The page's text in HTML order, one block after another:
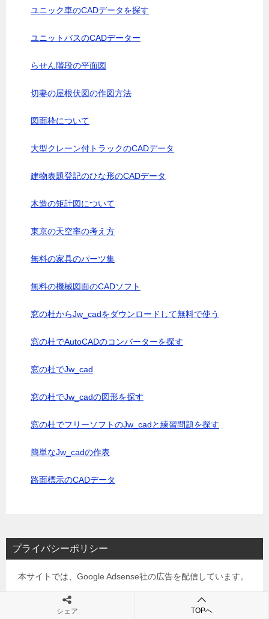
ユニック車のCADデータを探す
ユニットバスのCADデーター
らせん階段の平面図
切妻の屋根伏図の作図方法
図面枠について
大型クレーン付トラックのCADデータ
建物表題登記のひな形のCADデータ
木造の矩計図について
東京の天空率の考え方
無料の家具のパーツ集
無料の機械図面のCADソフト
窓の杜からJw_cadをダウンロードして無料で使う
窓の杜でAutoCADのコンバーターを探す
窓の杜でJw_cad
窓の杜でJw_cadの図形を探す
窓の杜でフリーソフトのJw_cadと練習問題を探す
簡単なJw_cadの作表
路面標示のCADデータ
プライバシーポリシー
本サイトでは、Google Adsense社の広告を配信しています。
このため、広告配信プロセスの中でデータを収集するため
シェア TOPへ